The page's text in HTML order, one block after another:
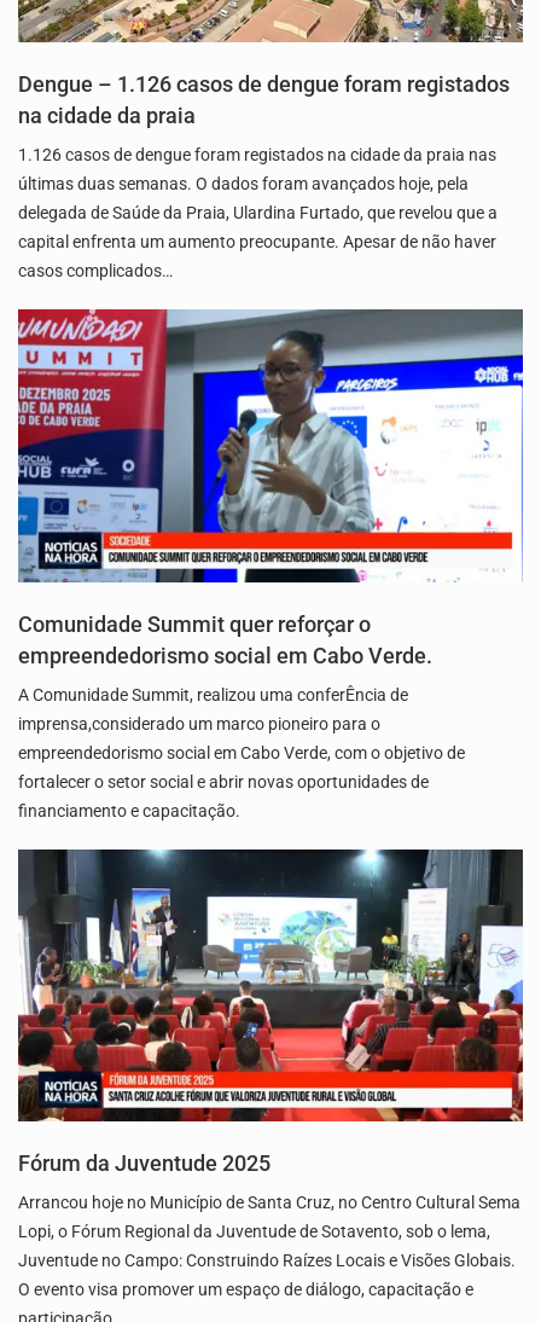
Dengue – 1.126 casos de dengue foram registados
na cidade da praia
1.126 casos de dengue foram registados na cidade da praia nas
últimas duas semanas. O dados foram avançados hoje, pela
delegada de Saúde da Praia, Ulardina Furtado, que revelou que a
capital enfrenta um aumento preocupante. Apesar de não haver
casos complicados…
Comunidade Summit quer reforçar o
empreendedorismo social em Cabo Verde.
A Comunidade Summit, realizou uma conferÊncia de
imprensa,considerado um marco pioneiro para o
empreendedorismo social em Cabo Verde, com o objetivo de
fortalecer o setor social e abrir novas oportunidades de
financiamento e capacitação.
Fórum da Juventude 2025
Arrancou hoje no Município de Santa Cruz, no Centro Cultural Sema
Lopi, o Fórum Regional da Juventude de Sotavento, sob o lema,
Juventude no Campo: Construindo Raízes Locais e Visões Globais.
O evento visa promover um espaço de diálogo, capacitação e